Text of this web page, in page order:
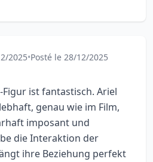
2025•Posté le 28/12/2025
ist fantastisch. Ariel
genau wie im Film,
imposant und
die Interaktion der
ihre Beziehung perfekt